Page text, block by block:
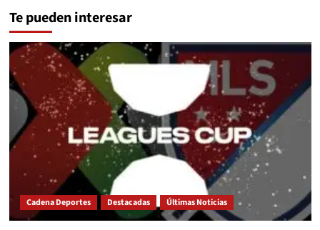
Te pueden interesar
Cadena Deportes Destacadas Últimas Noticias